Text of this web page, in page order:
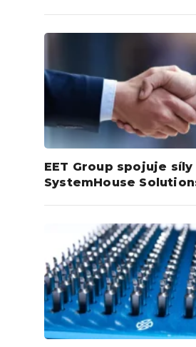
EET Group spojuje síly
SystemHouse